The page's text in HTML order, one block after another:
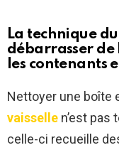
La technique
débarrasser de
les contenants
Nettoyer une boîte
vaisselle n’est
celle-ci recueille